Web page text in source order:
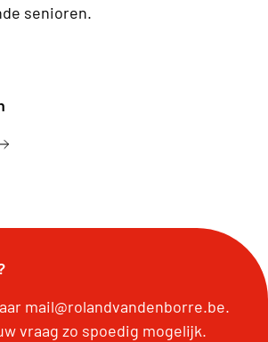
senioren.
mail@rolandvandenborre.be.
vraag zo spoedig mogelijk.